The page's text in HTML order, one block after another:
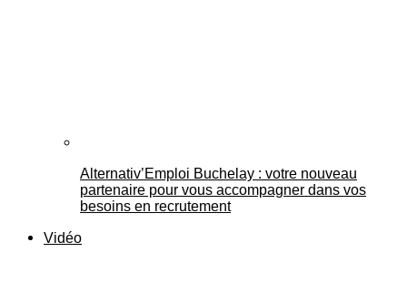
Alternativ’Emploi Buchelay : votre nouveau
partenaire pour vous accompagner dans vos
besoins en recrutement
Vidéo